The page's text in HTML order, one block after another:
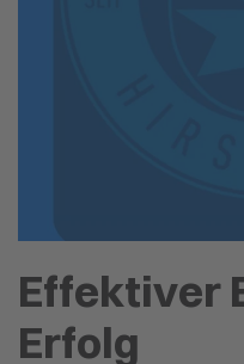
Effektiver
Erfolg